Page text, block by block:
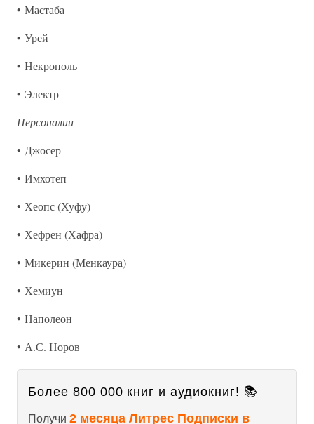
• Мастаба
• Урей
• Некрополь
• Электр
Персоналии
• Джосер
• Имхотеп
• Хеопс (Хуфу)
• Хефрен (Хафра)
• Микерин (Менкаура)
• Хемиун
• Наполеон
• А.С. Норов
Более 800 000 книг и аудиокниг! 📚
Получи 2 месяца Литрес Подписки в